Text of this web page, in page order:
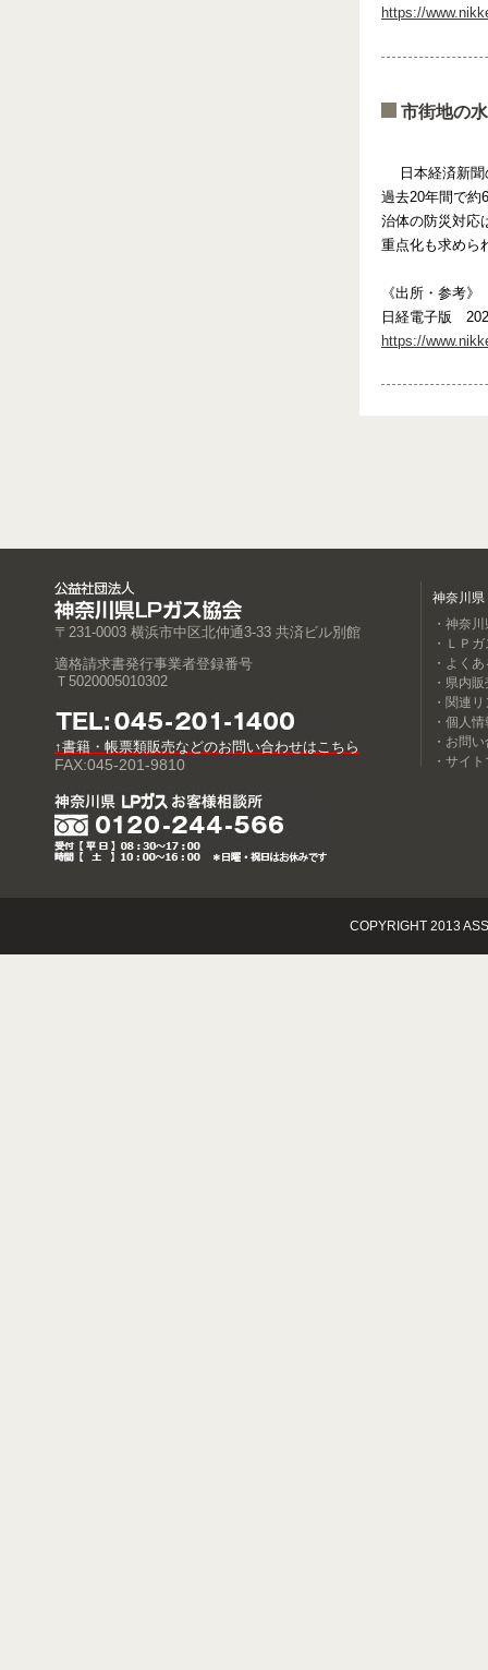
https://
市街地の
日本経済新聞
過去20年間で約
治体の防災対応
重点化も求めら
《出所・参考》
日経電子版
https://
〒231-0003 横浜市中区北仲通3-33 共済ビル別館
適格請求書発行事業者登録番号
Ｔ5020005010302
↑書籍・帳票類販売などのお問い合わせはこちら
FAX:045-201-9810
神奈川県
・神奈
・ＬＰ
・よく
・県内
・関連
・個人
・お問
・サイ
COPYRIGHT 2013